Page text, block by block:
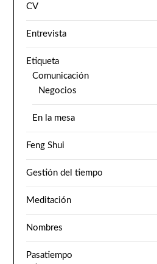
CV
Entrevista
Etiqueta
Comunicación
Negocios
En la mesa
Feng Shui
Gestión del tiempo
Meditación
Nombres
Pasatiempo